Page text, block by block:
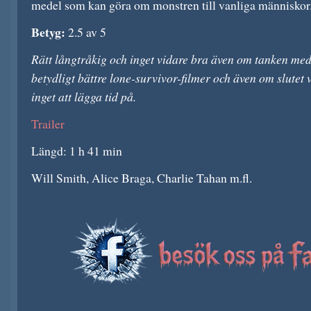
medel som kan göra om monstren till vanliga
Betyg: 2.5 av 5
Rätt långtråkig och inget vidare bra även om tanken
betydligt bättre lone-survivor-filmer och även om slutet
inget att lägga tid på.
Trailer
Längd: 1 h 41 min
Will Smith, Alice Braga, Charlie Tahan m.fl.